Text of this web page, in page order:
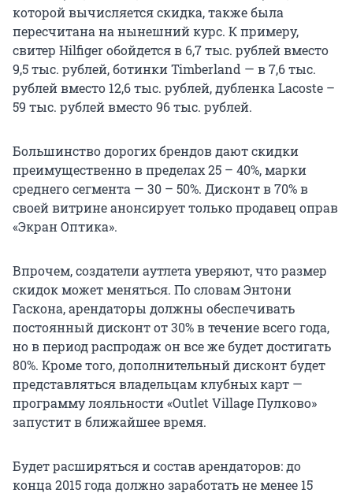
которой вычисляется скидка, также была
пересчитана на нынешний курс. К примеру,
свитер Hilfiger обойдется в 6,7 тыс. рублей вместо
9,5 тыс. рублей, ботинки Timberland — в 7,6 тыс.
рублей вместо 12,6 тыс. рублей, дубленка Lacoste –
59 тыс. рублей вместо 96 тыс. рублей.
Большинство дорогих брендов дают скидки
преимущественно в пределах 25 – 40%, марки
среднего сегмента — 30 – 50%. Дисконт в 70% в
своей витрине анонсирует только продавец оправ
«Экран Оптика».
Впрочем, создатели аутлета уверяют, что размер
скидок может меняться. По словам Энтони
Гаскона, арендаторы должны обеспечивать
постоянный дисконт от 30% в течение всего года,
но в период распродаж он все же будет достигать
80%. Кроме того, дополнительный дисконт будет
представляться владельцам клубных карт —
программу лояльности «Outlet Village Пулково»
запустит в ближайшее время.
Будет расширяться и состав арендаторов: до
конца 2015 года должно заработать не менее 15